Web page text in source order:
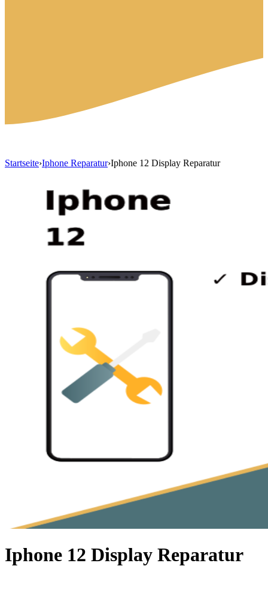
Startseite›Iphone Reparatur›Iphone 12 Display Reparatur
Iphone 12 Display Reparatur